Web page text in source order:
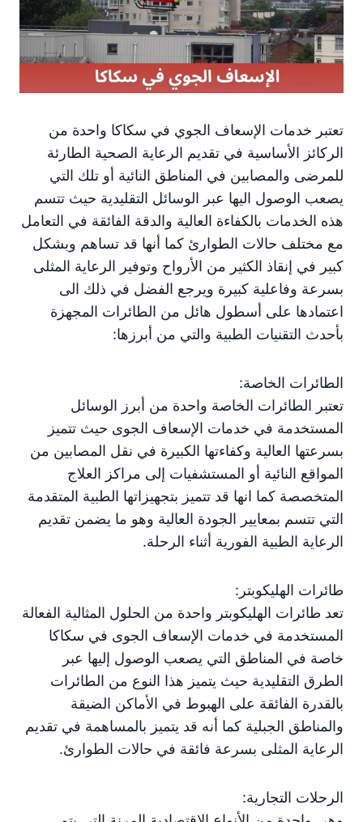
تعتبر خدمات الإسعاف الجوي في سكاكا واحدة من
الركائز الأساسية في تقديم الرعاية الصحية الطارئة
للمرضى والمصابين في المناطق النائية أو تلك التي
يصعب الوصول اليها عبر الوسائل التقليدية حيث تتسم
هذه الخدمات بالكفاءة العالية والدقة الفائقة في التعامل
مع مختلف حالات الطوارئ كما أنها قد تساهم وبشكل
كبير في إنقاذ الكثير من الأرواح وتوفير الرعاية المثلى
بسرعة وفاعلية كبيرة ويرجع الفضل في ذلك الى
اعتمادها على أسطول هائل من الطائرات المجهزة
بأحدث التقنيات الطبية والتي من أبرزها:
الطائرات الخاصة:
تعتبر الطائرات الخاصة واحدة من أبرز الوسائل
المستخدمة في خدمات الإسعاف الجوى حيث تتميز
بسرعتها العالية وكفاءتها الكبيرة في نقل المصابين من
المواقع النائية أو المستشفيات إلى مراكز العلاج
المتخصصة كما انها قد تتميز بتجهيزاتها الطبية المتقدمة
التي تتسم بمعايير الجودة العالية وهو ما يضمن تقديم
الرعاية الطبية الفورية أثناء الرحلة.
طائرات الهليكوبتر:
تعد طائرات الهليكوبتر واحدة من الحلول المثالية الفعالة
المستخدمة في خدمات الإسعاف الجوى في سكاكا
خاصة في المناطق التي يصعب الوصول إليها عبر
الطرق التقليدية حيث يتميز هذا النوع من الطائرات
بالقدرة الفائقة على الهبوط في الأماكن الضيقة
والمناطق الجبلية كما أنه قد يتميز بالمساهمة في تقديم
الرعاية المثلى بسرعة فائقة في حالات الطوارئ.
الرحلات التجارية: